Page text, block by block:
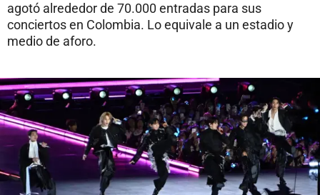
agotó alrededor de 70.000 entradas para sus
conciertos en Colombia. Lo equivale a un estadio y
medio de aforo.